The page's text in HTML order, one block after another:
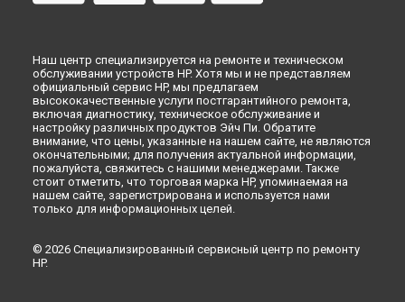
Наш центр специализируется на ремонте и техническом
обслуживании устройств HP. Хотя мы и не представляем
официальный сервис HP, мы предлагаем
высококачественные услуги постгарантийного ремонта,
включая диагностику, техническое обслуживание и
настройку различных продуктов Эйч Пи. Обратите
внимание, что цены, указанные на нашем сайте, не являются
окончательными; для получения актуальной информации,
пожалуйста, свяжитесь с нашими менеджерами. Также
стоит отметить, что торговая марка HP, упоминаемая на
нашем сайте, зарегистрирована и используется нами
только для информационных целей.
© 2026 Специализированный сервисный центр по ремонту
HP.